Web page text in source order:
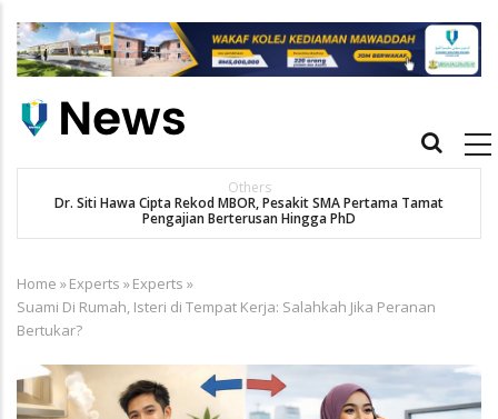
main
Main
Others
Dr. Siti Hawa Cipta Rekod MBOR, Pesakit SMA Pertama Tamat
Pengajian Berterusan Hingga PhD
Breadcrumb
Home »Experts »Experts »
Suami Di Rumah, Isteri di Tempat Kerja: Salahkah Jika Peranan
Bertukar?